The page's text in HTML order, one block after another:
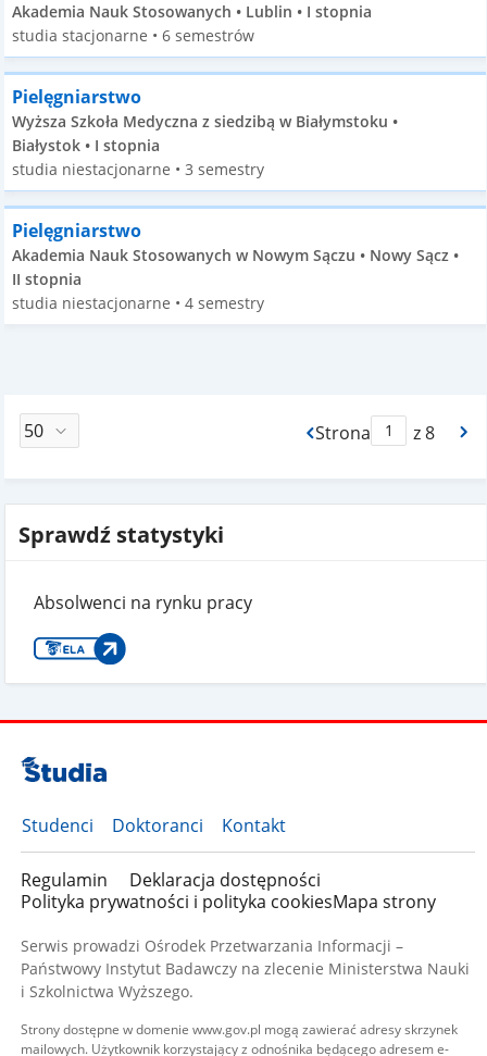
Akademia Nauk Stosowanych • Lublin • I stopnia
studia stacjonarne • 6 semestrów
Pielęgniarstwo
Wyższa Szkoła Medyczna z siedzibą w Białymstoku •
Białystok • I stopnia
studia niestacjonarne • 3 semestry
Pielęgniarstwo
Akademia Nauk Stosowanych w Nowym Sączu • Nowy Sącz •
II stopnia
studia niestacjonarne • 4 semestry
Strona
Max Stronaz 8
Sprawdź statystyki
Absolwenci na rynku pracy
Studenci Doktoranci Kontakt
Regulamin
Deklaracja dostępności
Polityka prywatności i polityka cookiesMapa strony
Serwis prowadzi Ośrodek Przetwarzania Informacji –
Państwowy Instytut Badawczy na zlecenie Ministerstwa Nauki
i Szkolnictwa Wyższego.
Strony dostępne w domenie www.gov.pl mogą zawierać adresy skrzynek
mailowych. Użytkownik korzystający z odnośnika będącego adresem e-